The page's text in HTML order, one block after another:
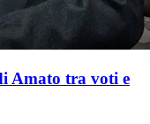
Amato tra voti e